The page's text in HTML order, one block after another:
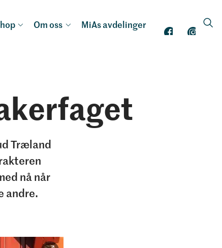
Om oss MiAs avdelinger
Træland
nå når
andre.